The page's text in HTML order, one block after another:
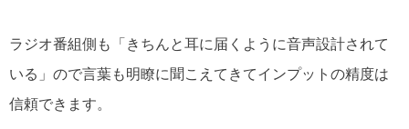
ラジオ番組側も「きちんと耳に届くように音声設計されて
いる」ので言葉も明瞭に聞こえてきてインプットの精度は
信頼できます。